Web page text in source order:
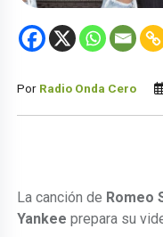
Por Radio Onda Cero
La canción de Romeo
Yankee prepara su